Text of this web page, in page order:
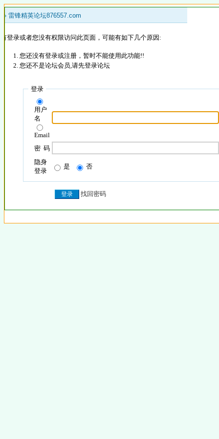
» 雷锋精英论坛876557.com
登录或者您没有权限访问此页面，可能有如下几个原因:
您还没有登录或注册，暂时不能使用此功能!!
您还不是论坛会员,请先登录论坛
登录
用户
名
Email
密 码
隐身
登录
是 否
找回密码